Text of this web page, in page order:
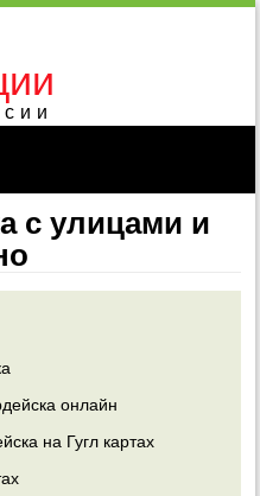
с улицами и
онлайн
на Гугл картах